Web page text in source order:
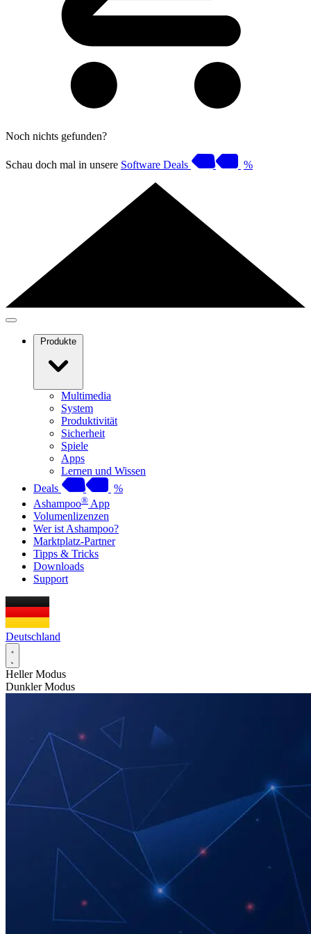
Noch nichts gefunden?
Schau doch mal in unsere Software Deals %
Produkte
Multimedia
System
Produktivität
Sicherheit
Spiele
Apps
Lernen und Wissen
Deals
%
Ashampoo® App
Volumenlizenzen
Wer ist Ashampoo?
Marktplatz-Partner
Tipps & Tricks
Downloads
Support
Deutschland
Heller Modus
Dunkler Modus